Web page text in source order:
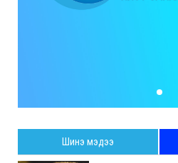
Шинэ мэдээ